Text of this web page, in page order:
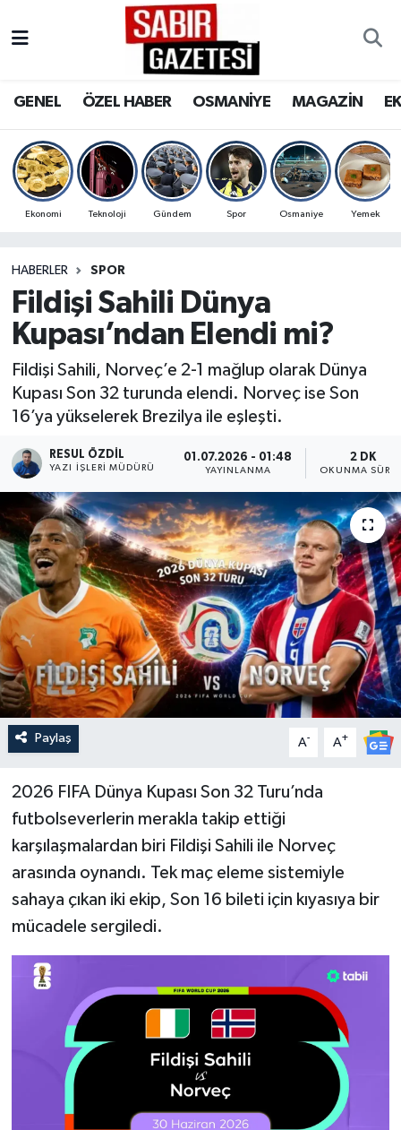
GENEL ÖZEL HABER OSMANİYE MAGAZİN
Ekonomi Teknoloji Gündem Spor Osmaniye Yemek
HABERLER SPOR
Fildişi Sahili Dünya
Kupası’ndan Elendi mi?
Fildişi Sahili, Norveç’e 2-1 mağlup olarak Dünya
Kupası Son 32 turunda elendi. Norveç ise Son
16’ya yükselerek Brezilya ile eşleşti.
RESUL ÖZDIL
YAZI İŞLERI MÜDÜRÜ
01.07.2026 - 01:48
YAYINLANMA
2 DK
OKUNMA
Paylaş A- A+
2026 FIFA Dünya Kupası Son 32 Turu’nda
futbolseverlerin merakla takip ettiği
karşılaşmalardan biri Fildişi Sahili ile Norveç
arasında oynandı. Tek maç eleme sistemiyle
sahaya çıkan iki ekip, Son 16 bileti için kıyasıya bir
mücadele sergiledi.
OSMANİYE
MAGAZİN
SPOR
RESMİ İLANLAR
Osmaniye Nöbetçi Eczaneler
Osmaniye Trafik Yoğunluk Haritası
Süper Lig Puan Durumu ve Fikstür
Son Dakika Haberleri
Haber Arşivi